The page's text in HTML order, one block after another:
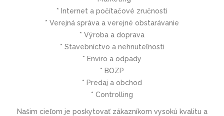
* Internet a počítačové zručnosti
* Verejná správa a verejné obstarávanie
* Výroba a doprava
* Stavebníctvo a nehnuteľnosti
* Enviro a odpady
* BOZP
* Predaj a obchod
* Controlling
Našim cieľom je poskytovať zákazníkom vysokú kvalitu a